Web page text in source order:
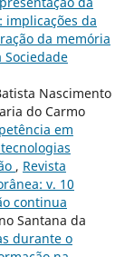
da
da memória
Sociedade
Nascimento
do Carmo
em
, Revista
v. 10
continua
Santana da
durante o